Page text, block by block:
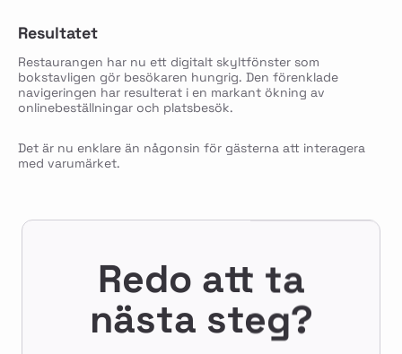
Resultatet
Restaurangen har nu ett digitalt skyltfönster som
bokstavligen gör besökaren hungrig. Den förenklade
navigeringen har resulterat i en markant ökning av
onlinebeställningar och platsbesök.
Det är nu enklare än någonsin för gästerna att interagera
med varumärket.
Redo att ta
nästa steg?